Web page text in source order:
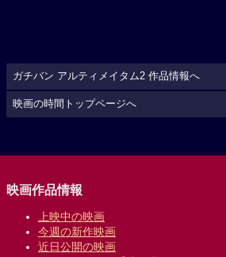
ガチバン アルティメイタム2 作品情報へ
映画の時間トップページへ
映画作品情報
上映中の映画
今週の新作映画
近日公開の映画